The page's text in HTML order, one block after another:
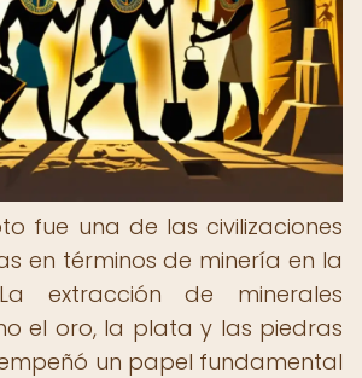
fue una de las civilizaciones
en términos de minería en la
extracción de minerales
el oro, la plata y las piedras
un papel fundamental